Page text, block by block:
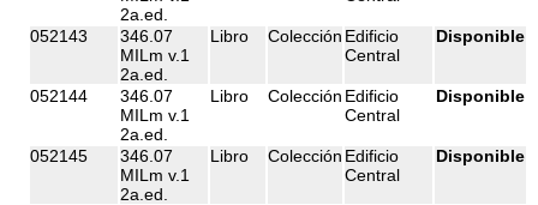
2a.ed.
052143
346.07
MILm v.1
2a.ed.
Libro Colección Edificio
Central
Disponible
052144
346.07
MILm v.1
2a.ed.
Libro Colección Edificio
Central
Disponible
052145
346.07
MILm v.1
2a.ed.
Libro Colección Edificio
Central
Disponible